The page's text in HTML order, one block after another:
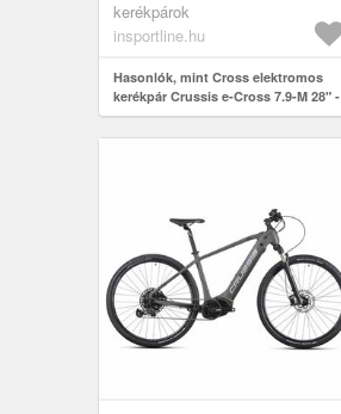
kivételesen erős akkumulát...
kerékpárok
insportline.hu
Hasonlók, mint Cross elektromos
kerékpár Crussis e-Cross 7.9-M 28" -
2024